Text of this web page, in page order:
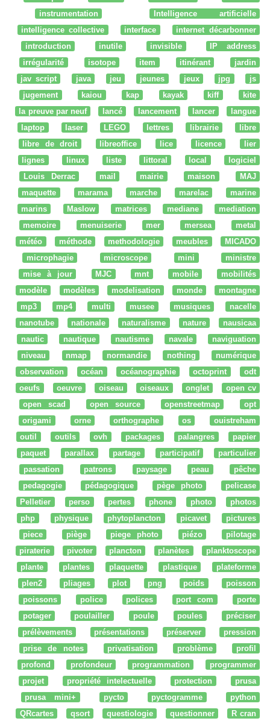
instrumentation
Intelligence artificielle
intelligence collective
interface
internet décarbonner
introduction
inutile invisible
IP address
irrégularité
isotope item itinérant
jardin
jav script
java jeu jeunes jeux jpg
js
jugement
kaiou kap kayak kiff
kite
la preuve par neuf
lancé lancement lancer
langue
laptop
laser LEGO lettres librairie
libre
libre de droit
libreoffice lice licence
lier
lignes
linux liste littoral local
logiciel
Louis Derrac
mail mairie maison
MAJ
maquette
marama marche marelac
marine
marins
Maslow matrices mediane
mediation
memoire
menuiserie mer mersea
metal
météo
méthode methodologie meubles
MICADO
microphagie
microscope mini
ministre
mise à jour
MJC mnt mobile
mobilités
modèle
modèles modelisation monde
montagne
mp3
mp4 multi musee musiques
nacelle
nanotube
nationale naturalisme nature
nausicaa
nautic
nautique nautisme navale
naviguation
niveau
nmap normandie nothing
numérique
observation
océan océanographie octoprint
odt
oeufs
oeuvre oiseau oiseaux onglet
open cv
open scad
open source openstreetmap
opt
origami
orne orthographe os
ouistreham
outil
outils ovh packages palangres
papier
paquet
parallax partage participatif
particulier
passation
patrons paysage peau
pêche
pedagogie
pédagogique pège photo
pelicase
Pelletier
perso pertes phone photo
photos
php
physique phytoplancton picavet
pictures
piece
piège piege photo piézo
pilotage
piraterie
pivoter plancton planètes
planktoscope
plante
plantes plaquette plastique
plateforme
plen2
pliages plot png poids
poisson
poissons
police polices port com
porte
potager
poulailler poule poules
préciser
prélèvements
présentations préserver
pression
prise de notes
privatisation problème
profil
profond
profondeur programmation
programmer
projet
propriété intelectuelle protection
prusa
prusa mini+
pycto pyctogramme
python
QRcartes
qsort questiologie questionner
R cran